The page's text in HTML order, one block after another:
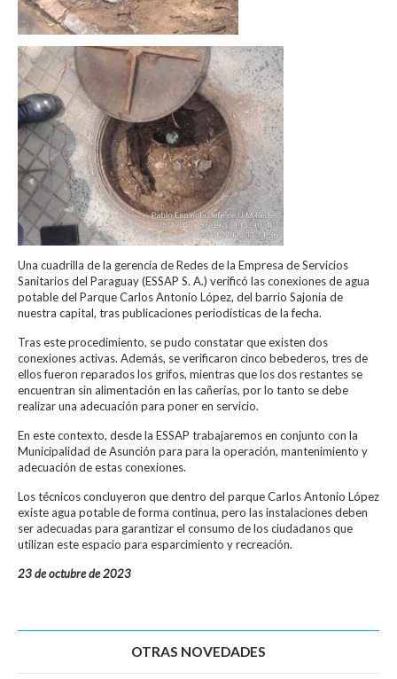
Una cuadrilla de la gerencia de Redes de la Empresa de Servicios
Sanitarios del Paraguay (ESSAP S. A.) verificó las conexiones de agua
potable del Parque Carlos Antonio López, del barrio Sajonia de
nuestra capital, tras publicaciones periodísticas de la fecha.
Tras este procedimiento, se pudo constatar que existen dos
conexiones activas. Además, se verificaron cinco bebederos, tres de
ellos fueron reparados los grifos, mientras que los dos restantes se
encuentran sin alimentación en las cañerías, por lo tanto se debe
realizar una adecuación para poner en servicio.
En este contexto, desde la ESSAP trabajaremos en conjunto con la
Municipalidad de Asunción para para la operación, mantenimiento y
adecuación de estas conexiones.
Los técnicos concluyeron que dentro del parque Carlos Antonio López
existe agua potable de forma continua, pero las instalaciones deben
ser adecuadas para garantizar el consumo de los ciudadanos que
utilizan este espacio para esparcimiento y recreación.
23 de octubre de 2023
OTRAS NOVEDADES